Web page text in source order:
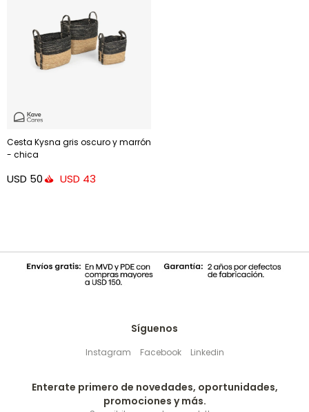
Cesta Kysna gris oscuro y marrón
- chica
USD 50 USD 43
Síguenos
Instagram Facebook Linkedin
Enterate primero de novedades, oportunidades,
promociones y más.